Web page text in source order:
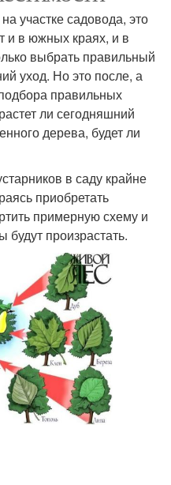
участке садовода, это
и в южных краях, и в
выбрать правильный
уход. Но это после, а
правильных
ли сегодняшний
дерева, будет ли
в саду крайне
приобретать
примерную схему и
будут произрастать.